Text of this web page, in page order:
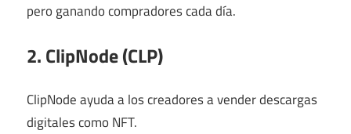
pero ganando compradores cada día.
2. ClipNode (CLP)
ClipNode ayuda a los creadores a vender descargas
digitales como NFT.